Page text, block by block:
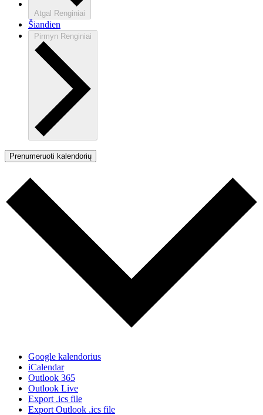
Atgal Renginiai
Šiandien
Pirmyn Renginiai
Prenumeruoti kalendorių
Google kalendorius
iCalendar
Outlook 365
Outlook Live
Export .ics file
Export Outlook .ics file